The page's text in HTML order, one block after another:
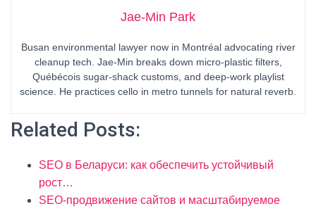
Jae-Min Park
Busan environmental lawyer now in Montréal advocating river
cleanup tech. Jae-Min breaks down micro-plastic filters,
Québécois sugar-shack customs, and deep-work playlist
science. He practices cello in metro tunnels for natural reverb.
Related Posts:
SEO в Беларуси: как обеспечить устойчивый
рост…
SEO-продвижение сайтов и масштабируемое